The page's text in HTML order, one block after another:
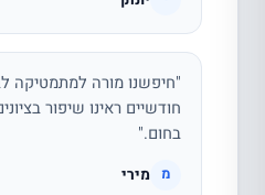
"חיפשנו מורה למתמטיקה
חודשיים ראינו שיפור
בחום."
מ מירי